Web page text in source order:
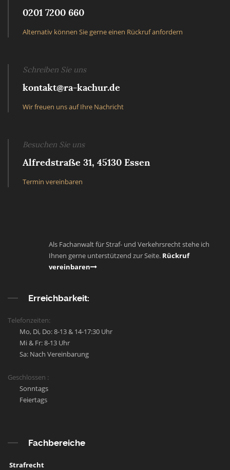
0201 7200 660
Alternativ können Sie gerne einen Rückruf anfordern
Schreiben Sie uns
kontakt@ra-kachur.de
Wir freuen uns auf Ihre Nachricht
Besuchen Sie uns
Alfredstraße 31, 45130 Essen
Termin vereinbaren
Als Fachanwalt für Straf- und Verkehrsrecht stehe ich
Ihnen gerne unterstützend zur Seite. Rückruf
vereinbaren
Erreichbarkeit:
Telefonzeiten:
Mo, Di, Do: 8-13 & 14-17:30 Uhr
Mi & Fr: 8-13 Uhr
Sa: Nach Vereinbarung
Geschlossen :
Sonntags
Feiertags
Fachbereiche
Strafrecht